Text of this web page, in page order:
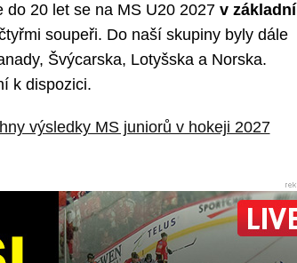
do 20 let se na MS U20 2027 v základní
soupeři. Do naší skupiny byly dále
Švýcarska, Lotyšska a Norska.
k dispozici.
výsledky MS juniorů v hokeji 2027